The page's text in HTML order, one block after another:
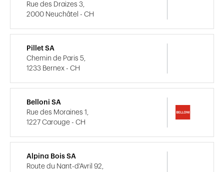
Rue des Draizes 3,
2000 Neuchâtel - CH
Pillet SA
Chemin de Paris 5,
1233 Bernex - CH
Belloni SA
Rue des Moraines 1,
1227 Carouge - CH
Alpina Bois SA
Route du Nant-d'Avril 92,